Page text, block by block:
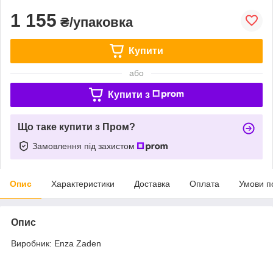
1 155 ₴/упаковка
Купити
або
Купити з
Що таке купити з Пром?
Замовлення під захистом
Опис Характеристики Доставка Оплата Умови
Опис
Виробник: Enza Zaden